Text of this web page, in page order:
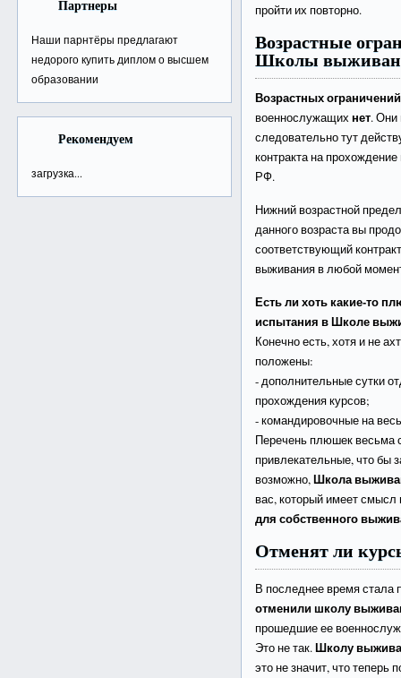
Партнеры
Наши парнтёры предлагают
недорогокупить диплом о высшем
образовании
Рекомендуем
загрузка...
пройти их повторно.
Возрастные
Школы
Возрастных ограничений
военнослужащихнет. Они
следовательно тут
контракта на
РФ.
Нижний возрастной
данного возраста вы
соответствующий
выживания в любой
Есть ли хоть какие-то
испытания в Школе
Конечно есть, хотя и не
положены:
- дополнительные сутки
прохождения курсов;
- командировочные на
Перечень плюшек весьма
привлекательные, что бы
возможно,Школа
вас, который имеет смысл
для собственного
Отменят ли
В последнее время стала
отменили школу
прошедшие ее
Это не так.Школу
это не значит, что теперь